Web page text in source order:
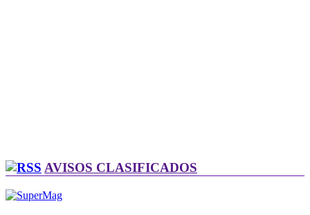
AVISOS CLASIFICADOS